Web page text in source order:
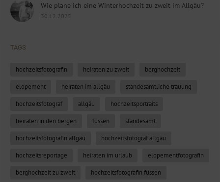
Wie plane ich eine Winterhochzeit zu zweit im Allgäu?
30.12.2025
TAGS
hochzeitsfotografin heiraten zu zweit berghochzeit
elopement heiraten im allgäu standesamtliche trauung
hochzeitsfotograf allgäu hochzeitsportraits
heiraten in den bergen füssen standesamt
hochzeitsfotografin allgäu hochzeitsfotograf allgäu
hochzeitsreportage heiraten im urlaub elopementfotografin
berghochzeit zu zweit hochzeitsfotografin füssen